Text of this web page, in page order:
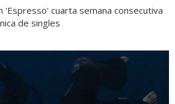
'Espresso' cuarta semana consecutiva
de singles